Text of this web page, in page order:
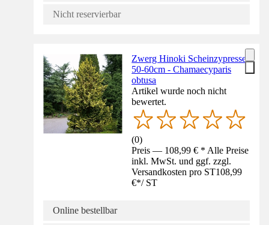
Nicht reservierbar
Zwerg Hinoki Scheinzypresse
50-60cm - Chamaecyparis
obtusa
Artikel wurde noch nicht
bewertet.
(0)
Preis — 108,99 € * Alle Preise
inkl. MwSt. und ggf. zzgl.
Versandkosten pro ST108,99
€*/ ST
Online bestellbar